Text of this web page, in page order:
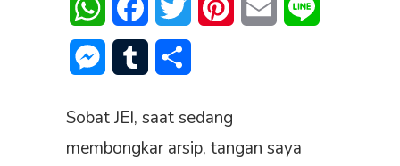
WhatsAppFacebookTwitter PinterestEmail
Messenger
Tumblr
Sobat JEI, saat sedang
membongkar arsip, tangan saya